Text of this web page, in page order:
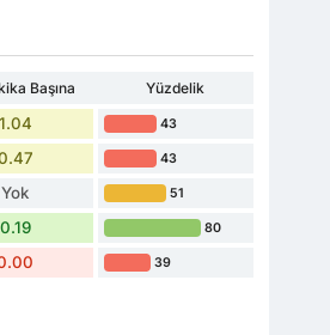
Başına
Yüzdelik
1.04 43
43
Yok 51
0.19 80
39